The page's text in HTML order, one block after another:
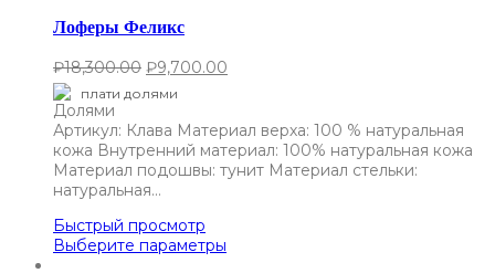
Лоферы Феликс
₽18,300.00 ₽9,700.00
плати долями
Артикул: Клава Материал верха: 100 % натуральная
кожа Внутренний материал: 100% натуральная кожа
Материал подошвы: тунит Материал стельки:
натуральная…
Быстрый просмотр
Выберите параметры